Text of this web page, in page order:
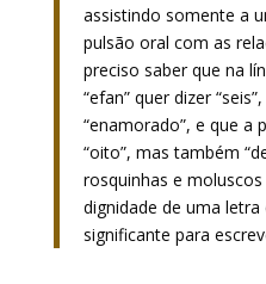
assistindo somente a
pulsão oral com as
preciso saber que na
“efan” quer dizer
“enamorado”, e que a
“oito”, mas também
rosquinhas e
dignidade de uma
significante para